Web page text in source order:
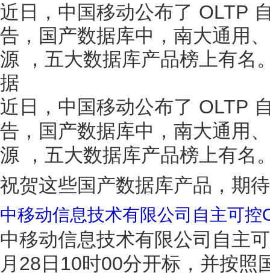
近日，中国移动公布了 OLTP
告，国产数据库中，南大通用
源 ，五大数据库产品榜上有名
据
近日，中国移动公布了 OLTP
告，国产数据库中，南大通用
源 ，五大数据库产品榜上有名
祝贺这些国产数据库产品，期
中移动信息技术有限公司自主可
中移动信息技术有限公司自主
月28日10时00分开标，并按照